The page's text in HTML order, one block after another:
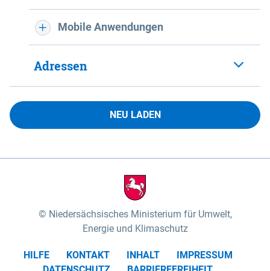
Mobile Anwendungen
Adressen
NEU LADEN
Niedersächsisches Ministerium für Umwelt,
Energie und Klimaschutz
HILFE KONTAKT INHALT
IMPRESSUM